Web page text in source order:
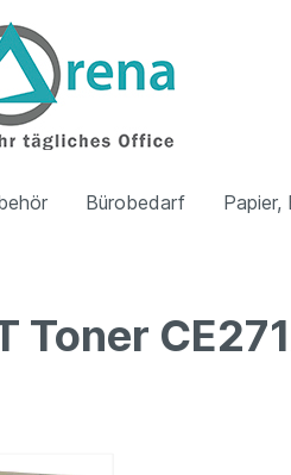
Bürobedarf Papier,
Toner